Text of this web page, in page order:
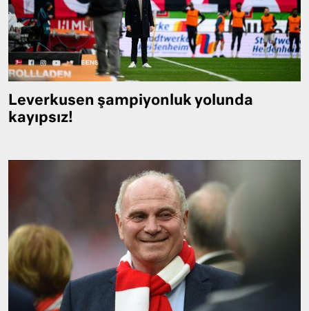
Leverkusen şampiyonluk yolunda
kayıpsız!